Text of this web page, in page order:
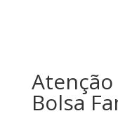
Bolsa